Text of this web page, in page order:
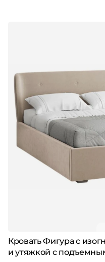
Кровать Фигура с
и утяжкой с